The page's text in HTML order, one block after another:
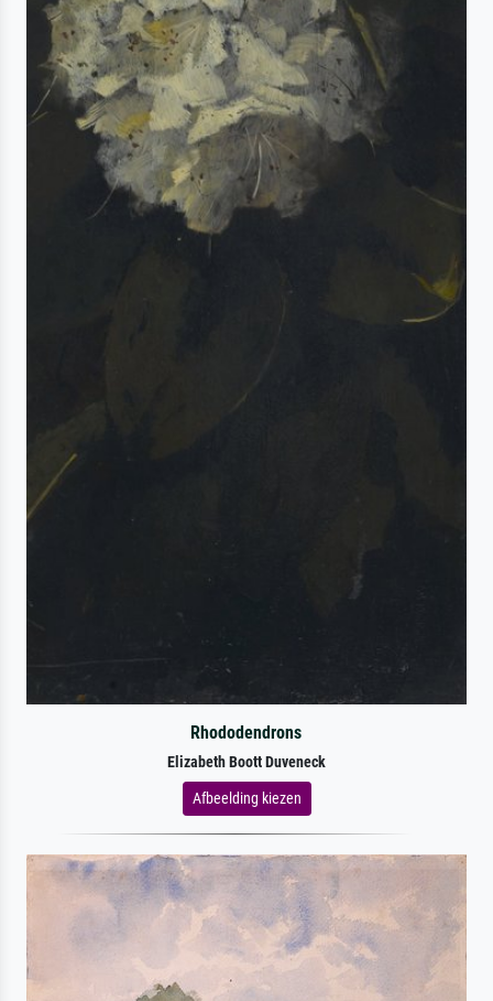
Rhododendrons
Elizabeth Boott Duveneck
Afbeelding kiezen